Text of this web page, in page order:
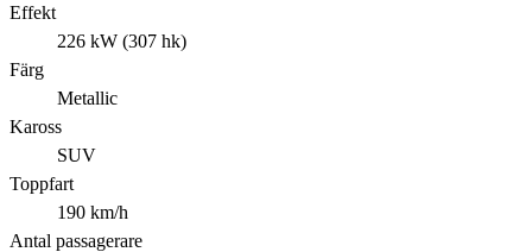
Effekt
226 kW (307 hk)
Färg
Metallic
Kaross
SUV
Toppfart
190 km/h
Antal passagerare